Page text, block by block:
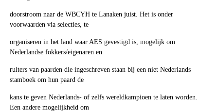
doorstroom naar de WBCYH te Lanaken juist. Het is onder
voorwaarden via selecties, te
organiseren in het land waar AES gevestigd is, mogelijk om
Nederlandse fokkers/eigenaren en
ruiters van paarden die ingeschreven staan bij een niet Nederlands
stamboek om hun paard de
kans te geven Nederlands- of zelfs wereldkampioen te laten worden.
Een andere mogelijkheid om